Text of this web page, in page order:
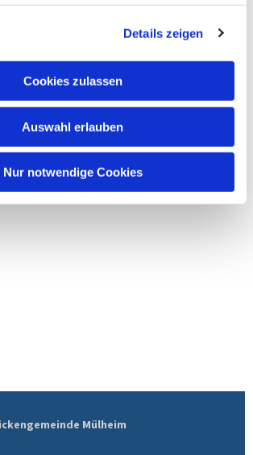
Details zeigen
Cookies zulassen
Auswahl erlauben
Nur notwendige Cookies
Mülheim